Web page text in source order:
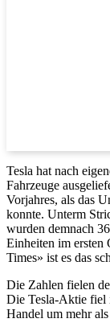
Tesla hat nach
Fahrzeuge
Vorjahres, als das
konnte. Unterm
wurden demnach
Einheiten im ersten
Times» ist es das
Die Zahlen fielen
Die Tesla-Aktie fiel
Handel um mehr